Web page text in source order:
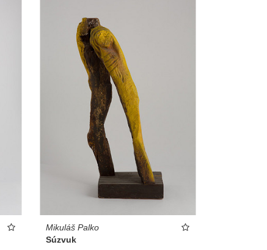
Mikuláš Palko
Súzvuk